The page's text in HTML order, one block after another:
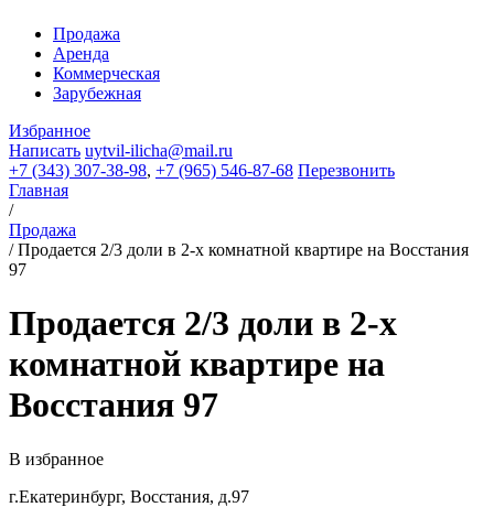
Продажа
Аренда
Коммерческая
Зарубежная
Избранное
Написать uytvil-ilicha@mail.ru
+7 (343) 307-38-98, +7 (965) 546-87-68 Перезвонить
Главная
/
Продажа
/Продается 2/3 доли в 2-х комнатной квартире на Восстания
97
Продается 2/3 доли в 2-х
комнатной квартире на
Восстания 97
В избранное
г.Екатеринбург, Восстания, д.97